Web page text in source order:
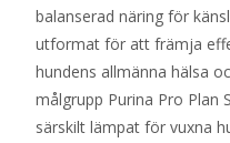
balanserad näring för
utformat för att främja
hundens allmänna hälsa
målgrupp Purina Pro Plan
särskilt lämpat för vuxna